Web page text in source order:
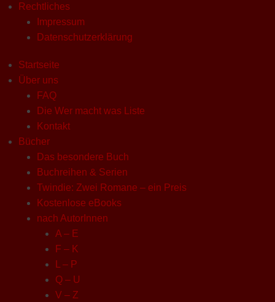
Rechtliches
Impressum
Datenschutzerklärung
Startseite
Über uns
FAQ
Die Wer macht was Liste
Kontakt
Bücher
Das besondere Buch
Buchreihen & Serien
Twindie: Zwei Romane – ein Preis
Kostenlose eBooks
nach AutorInnen
A – E
F – K
L – P
Q – U
V – Z